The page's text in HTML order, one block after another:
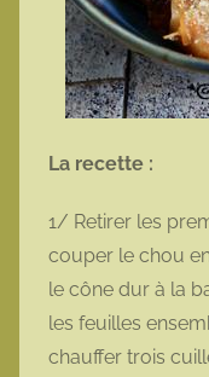
La recette :
1/ Retirer les
couper le chou
le cône dur à la
les feuilles
chauffer trois